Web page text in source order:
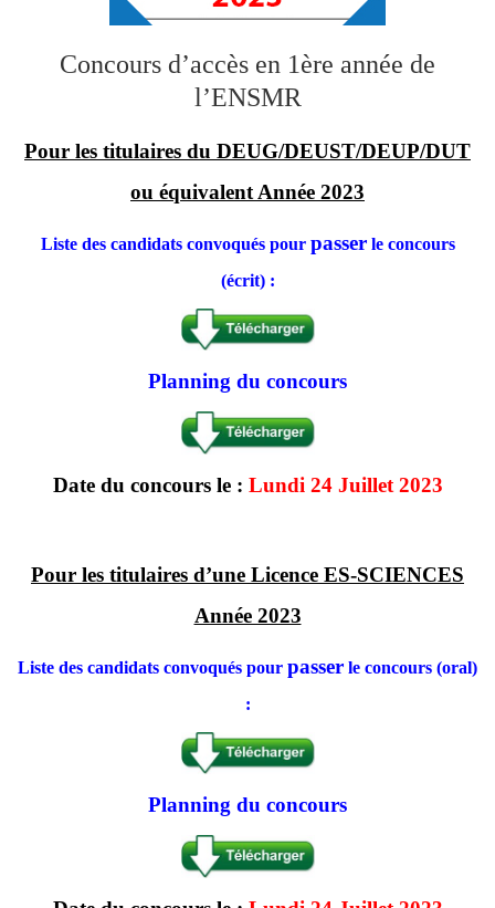
Concours d’accès en 1ère année de
l’ENSMR
Pour les titulaires du DEUG/DEUST/DEUP/DUT
ou équivalent Année 2023
Liste des candidats convoqués pour passerle concours
(écrit) :
Planning du concours
Date du concours le : Lundi 24 Juillet 2023
Pour les titulaires d’une Licence ES-SCIENCES
Année 2023
Liste des candidats convoqués pour passer le concours (oral)
:
Planning du concours